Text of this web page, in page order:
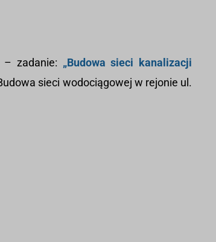
– zadanie: „Budowa sieci kanalizacji
sieci wodociągowej w rejonie ul.